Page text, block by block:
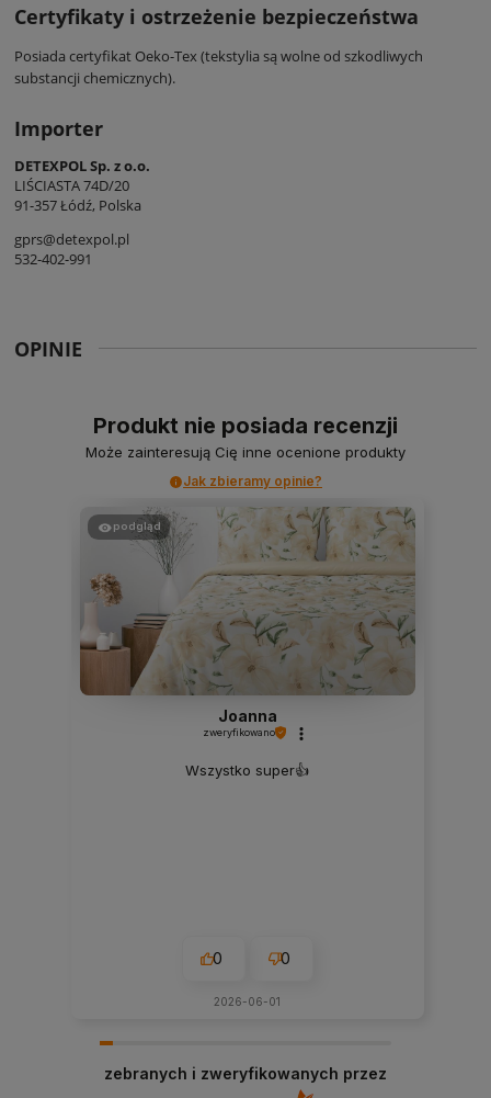
Certyfikaty i ostrzeżenie bezpieczeństwa
Posiada certyfikat Oeko-Tex (tekstylia są wolne od szkodliwych
substancji chemicznych).
Importer
DETEXPOL Sp. z o.o.
LIŚCIASTA 74D/20
91-357 Łódź, Polska
gprs@detexpol.pl
532-402-991
OPINIE
Produkt nie posiada recenzji
Może zainteresują Cię inne ocenione produkty
Jak zbieramy opinie?
podgląd
Joanna
zweryfikowano
Wszystko super👍️
0 0
2026-06-01
zebranych i zweryfikowanych przez